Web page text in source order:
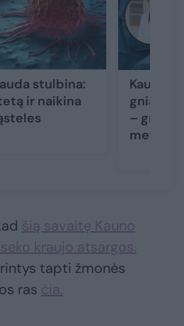
stulbina:
ir naikina
Kauno
–
metodo
šią savaitę Kauno
kraujo atsargos.
tapti žmonės
ras čia.